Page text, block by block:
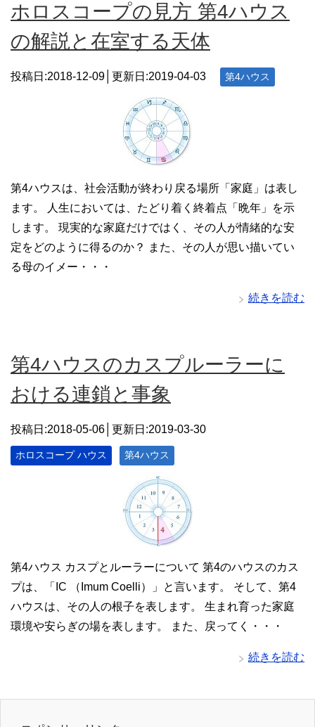
ホロスコープの見方 第4ハウス
の解説と在室する天体
投稿日:2018-12-09│更新日:2019-04-03 第4ハウス
第4ハウスは、社会活動が終わり戻る場所「家庭」は表し
ます。 人生においては、たどり着く終着点「晩年」を示
します。 現実的な家庭だけではく、その人が情緒的な安
定をどのように得るのか？ また、その人が思い描いてい
る母のイメー・・・
続きを読む
第4ハウスのカスプルーラーに
おける連鎖と事象
投稿日:2018-05-06│更新日:2019-03-30
ホロスコープ ハウス 第4ハウス
第4ハウス カスプとルーラーについて 第4のハウスのカス
プは、「IC （Imum Coelli）」と言います。 そして、第4
ハウスは、その人の根子を表します。 生まれ育った家庭
環境や安らぎの場を表します。 また、戻ってく・・・
続きを読む